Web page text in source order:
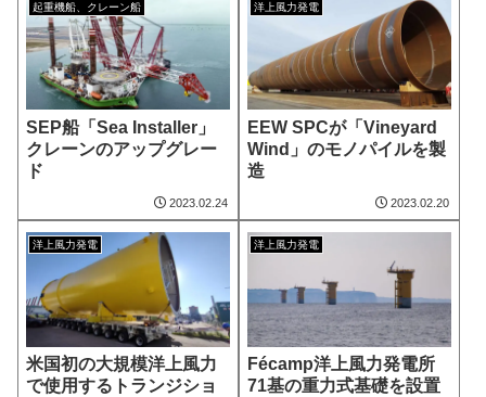
起重機船、クレーン船
SEP船「Sea Installer」
クレーンのアップグレー
ド
2023.02.24
洋上風力発電
EEW SPCが「Vineyard
Wind」のモノパイルを製
造
2023.02.20
洋上風力発電
米国初の大規模洋上風力
で使用するトランジショ
洋上風力発電
Fécamp洋上風力発電所
71基の重力式基礎を設置